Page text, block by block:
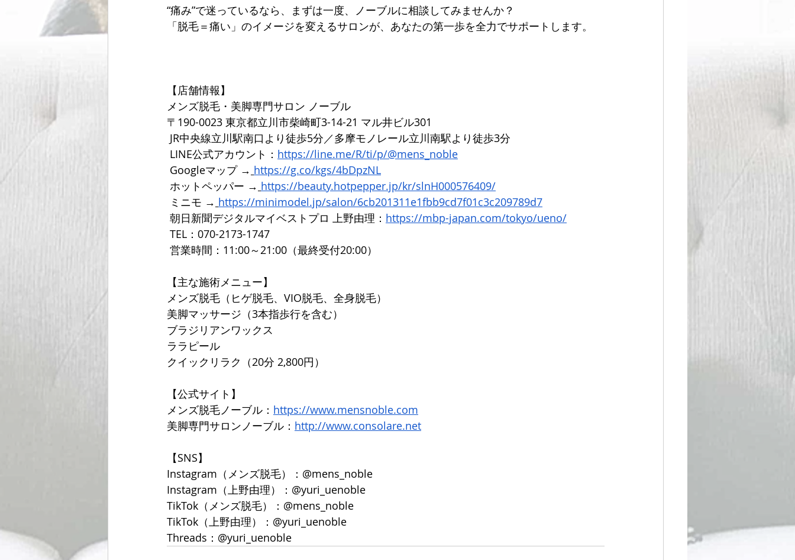
“痛み”で迷っているなら、まずは一度、ノーブルに相談してみませんか？
「脱毛＝痛い」のイメージを変えるサロンが、あなたの第一歩を全力でサポートします。
【店舗情報】
メンズ脱毛・美脚専門サロン ノーブル
〒190-0023 東京都立川市柴崎町3-14-21 マル井ビル301
JR中央線立川駅南口より徒歩5分／多摩モノレール立川南駅より徒歩3分
LINE公式アカウント： https://line.me/R/ti/p/@mens_noble
Googleマップ → https://g.co/kgs/4bDpzNL
ホットペッパー → https://beauty.hotpepper.jp/kr/slnH000576409/
ミニモ → https://minimodel.jp/salon/6cb201311e1fbb9cd7f01c3c209789d7
朝日新聞デジタルマイベストプロ 上野由理： https://mbp-japan.com/tokyo/ueno/
TEL：070-2173-1747
営業時間：11:00～21:00（最終受付20:00）
【主な施術メニュー】
メンズ脱毛（ヒゲ脱毛、VIO脱毛、全身脱毛）
美脚マッサージ（3本指歩行を含む）
ブラジリアンワックス
ララピール
クイックリラク（20分 2,800円）
【公式サイト】
メンズ脱毛ノーブル： https://www.mensnoble.com
美脚専門サロンノーブル： http://www.consolare.net
【SNS】
Instagram（メンズ脱毛）：@mens_noble
Instagram（上野由理）：@yuri_uenoble
TikTok（メンズ脱毛）：@mens_noble
TikTok（上野由理）：@yuri_uenoble
Threads：@yuri_uenoble